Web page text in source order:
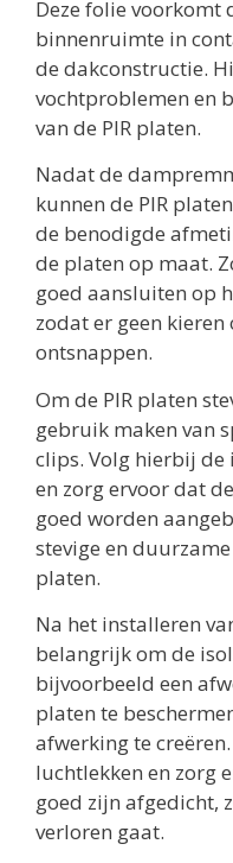
Deze folie voorkomt
binnenruimte in
de dakconstructie.
vochtproblemen en
van de PIR platen.
Nadat de
kunnen de PIR
de benodigde
de platen op maat.
goed aansluiten op
zodat er geen
ontsnappen.
Om de PIR platen
gebruik maken van
clips. Volg hierbij
en zorg ervoor dat
goed worden
stevige en
platen.
Na het installeren
belangrijk om de
bijvoorbeeld een
platen te
afwerking te
luchtlekken en zorg
goed zijn afgedicht,
verloren gaat.